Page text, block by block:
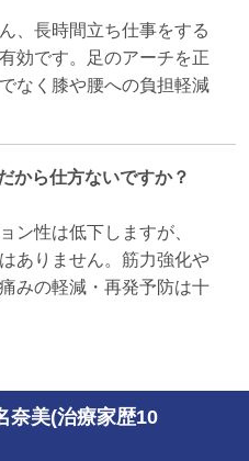
、長時間立ち仕事をする
効です。足のアーチを正
なく膝や腰への負担軽減
から仕方ないですか？
ン性は低下しますが、
ありません。筋力強化や
みの軽減・再発予防は十
奈美(治療家歴10